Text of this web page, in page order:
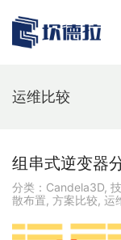
运维比较
组串式逆变器
分类： Candela3D,
散布置, 方案比较, 运